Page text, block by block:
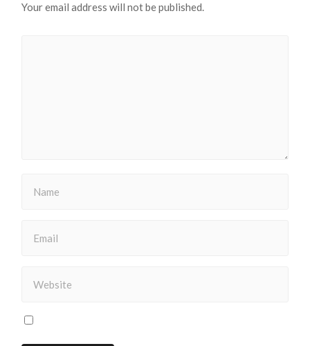
Your email address will not be published.